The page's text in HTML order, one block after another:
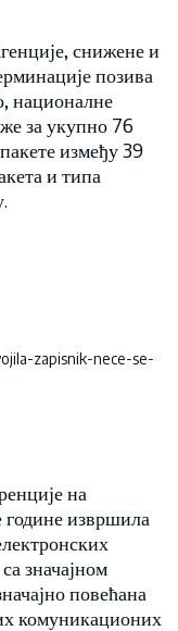
снижене и
позива
националне
за укупно 76
између 39
и типа
zapisnik-nece-se-
на
извршила
значајном
повећана
комуникационих